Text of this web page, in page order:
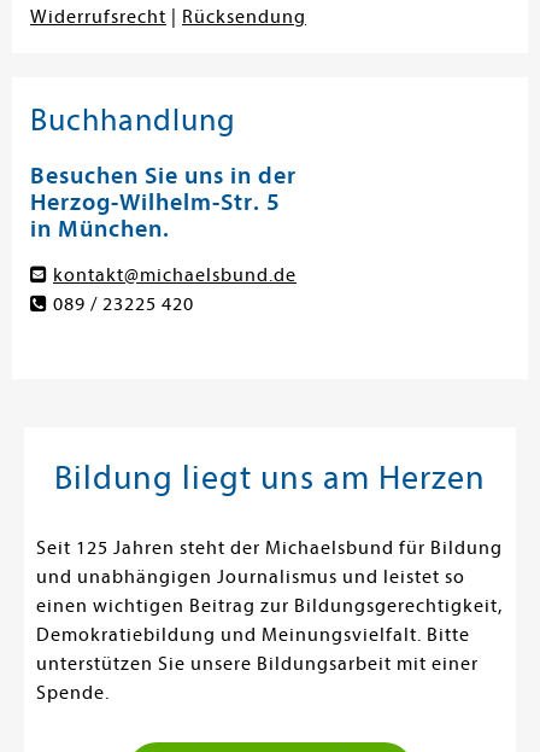
Widerrufsrecht
Rücksendung
Buchhandlung
Besuchen Sie uns in der
Herzog-Wilhelm-Str. 5
in München.
kontakt@michaelsbund.de
089 / 23225 420
Bildung liegt uns am Herzen
Seit 125 Jahren steht der Michaelsbund für Bildung
und unabhängigen Journalismus und leistet so
einen wichtigen Beitrag zur Bildungsgerechtigkeit,
Demokratiebildung und Meinungsvielfalt. Bitte
unterstützen Sie unsere Bildungsarbeit mit einer
Spende.